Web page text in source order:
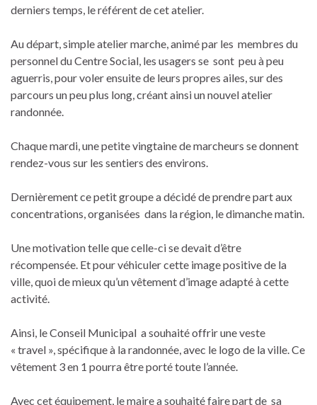
derniers temps, le référent de cet atelier.
Au départ, simple atelier marche, animé par les membres du
personnel du Centre Social, les usagers se sont peu à peu
aguerris, pour voler ensuite de leurs propres ailes, sur des
parcours un peu plus long, créant ainsi un nouvel atelier
randonnée.
Chaque mardi, une petite vingtaine de marcheurs se donnent
rendez-vous sur les sentiers des environs.
Dernièrement ce petit groupe a décidé de prendre part aux
concentrations, organisées dans la région, le dimanche matin.
Une motivation telle que celle-ci se devait d’être
récompensée. Et pour véhiculer cette image positive de la
ville, quoi de mieux qu’un vêtement d’image adapté à cette
activité.
Ainsi, le Conseil Municipal a souhaité offrir une veste
« travel », spécifique à la randonnée, avec le logo de la ville. Ce
vêtement 3 en 1 pourra être porté toute l’année.
Avec cet équipement, le maire a souhaité faire part de sa